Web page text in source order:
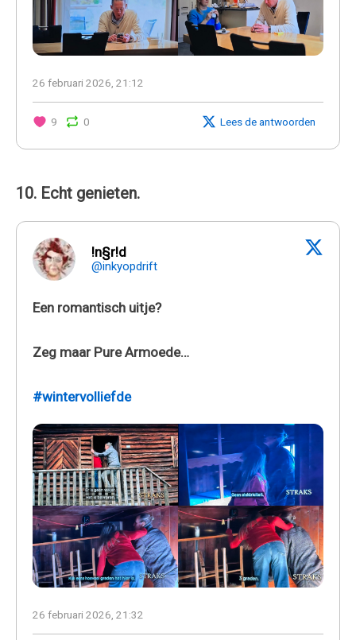
26 februari 2026, 21:12
9 0 Lees de antwoorden
10. Echt genieten.
!n§r!d
@inkyopdrift
Een romantisch uitje?
Zeg maar Pure Armoede…
#wintervolliefde
26 februari 2026, 21:32